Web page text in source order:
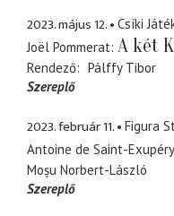
2023. május 12.
Csíki
Joël Pommerat A két
Rendező
Pálffy Tibor
Szereplő
2023. február 11.
Figura
Antoine de Saint-Exupéry
Moșu Norbert-László
Szereplő